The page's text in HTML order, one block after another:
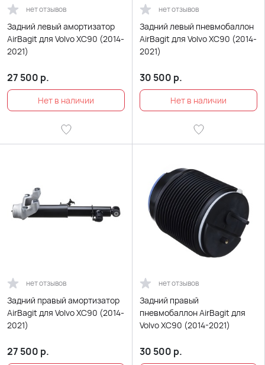
нет отзывов
Задний левый амортизатор
AirBagit для Volvo XC90 (2014-
2021)
27 500 р.
нет отзывов
Задний левый пневмобаллон
AirBagit для Volvo XC90 (2014-
2021)
30 500 р.
нет отзывов
Задний правый амортизатор
AirBagit для Volvo XC90 (2014-
2021)
27 500 р.
нет отзывов
Задний правый
пневмобаллон AirBagit для
Volvo XC90 (2014-2021)
30 500 р.